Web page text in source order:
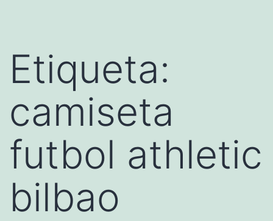
Etiqueta:
camiseta
futbol athletic
bilbao